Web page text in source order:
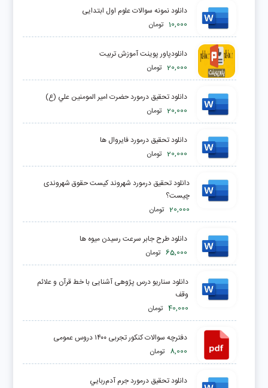
دانلود نمونه سوالات علوم اول ابتدایی
10,000 تومان
دانلودپاور پوینت آموزش تربیت
20,000 تومان
دانلود تحقیق درمورد حضرت امير المومنين علي (ع)
20,000 تومان
دانلود تحقیق درمورد فايروال ها
20,000 تومان
دانلود تحقیق درمورد شهروند کیست حقوق شهروندی
چیست؟
20,000 تومان
دانلود طرح جابر سرعت رسیدن میوه ها
65,000 تومان
دانلود سناریو درس پژوهی آشنایی با خط قرآن و علائم
وقف
40,000 تومان
دفترچه سوالات کنکور تجربی ۱۴۰۰ دروس عمومی
8,000 تومان
دانلود تحقیق درمورد جرم آدم‌ربايي